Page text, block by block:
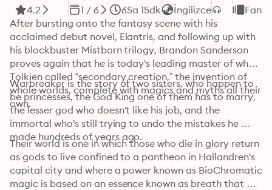
4.2 1 / 6 6Sa 15dk İngilizce
After bursting onto the fantasy scene with his
acclaimed debut novel, Elantris, and following up with
his blockbuster Mistborn trilogy, Brandon Sanderson
proves again that he is today's leading master of what
Tolkien called “secondary creation,” the invention of
whole worlds, complete with magics and myths all their
own.
Warbreaker is the story of two sisters, who happen to
be princesses, the God King one of them has to marry,
the lesser god who doesn't like his job, and the
immortal who's still trying to undo the mistakes he
made hundreds of years ago.
Their world is one in which those who die in glory return
as gods to live confined to a pantheon in Hallandren's
capital city and where a power known as BioChromatic
magic is based on an essence known as breath that